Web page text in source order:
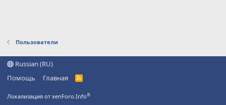
Пользователи
Russian (RU)
Помощь
Главная
R
Локализация от xenForo.Info®